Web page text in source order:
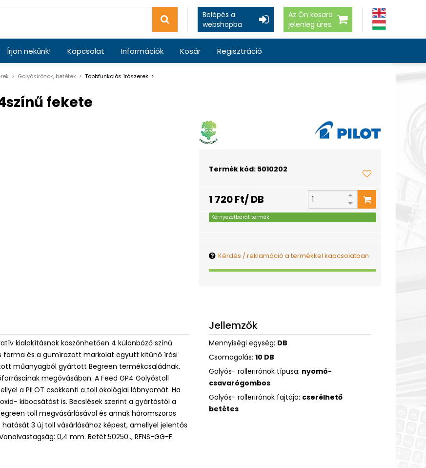
Belépés a
webshopba
Az Ön kosara
jelenleg üres.
Írjon nekünk! Kapcsolat Információk Kosár Regisztráció
Golyósirónok, betétek Többfunkciós írószerek
4színű fekete
Termék kód: 5010202
1 720 Ft/ DB
Környezetbarát termék
Kérdés / reklamáció a termékkel kapcsolatban
kialakításnak köszönhetően 4 különböző színű
forma és a gumírozott markolat együtt kitűnő írási
műanyagból gyártott Begreen termékcsaládnak.
megóvásában. A Feed GP4 Golyóstoll
a PILOT csökkenti a toll ökológiai lábnyomát. Ha
kibocsátást is. Becslések szerint a gyártástól a
toll megvásárlásával és annak háromszoros
3 új toll vásárlásához képest, amellyel jelentős
0,4 mm. Betét:50250.., RFNS-GG-F.
Jellemzők
Mennyiségi egység: DB
Csomagolás: 10 DB
Golyós- rollerirónok típusa: nyomó-
csavarógombos
Golyós- rollerirónok fajtája: cserélhető
betétes